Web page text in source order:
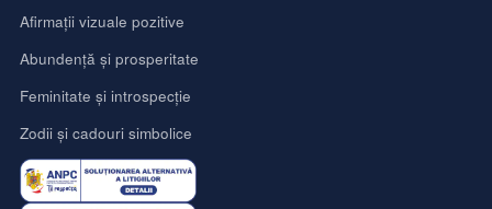
Afirmații vizuale pozitive
Abundență și prosperitate
Feminitate și introspecție
Zodii și cadouri simbolice